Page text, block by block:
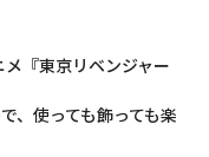
『東京リベンジャー
、使っても飾っても楽